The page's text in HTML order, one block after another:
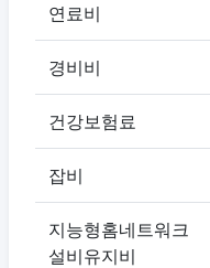
연료비
경비비
건강보험료
잡비
지능형홈네트워크
설비유지비